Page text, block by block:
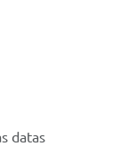
datas